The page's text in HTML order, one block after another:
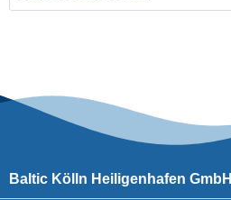
Baltic Kölln Heiligenhafen GmbH